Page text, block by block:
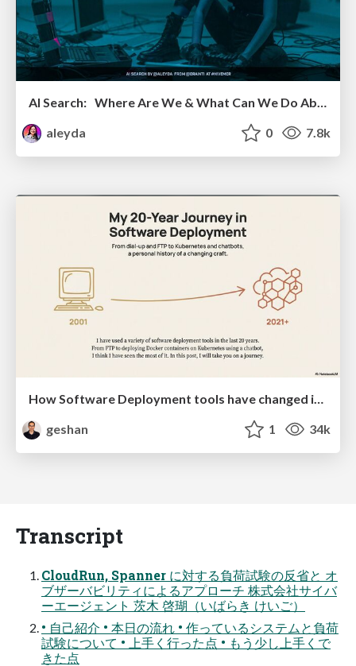
AI Search: Where Are We & What Can We Do About It?
aleyda
0 7.8k
geshan
1 34k
Transcript
CloudRun, Spanner に対する負荷試験の反省と オ
ブザーバビリティによるアプローチ 株式会社サイバ
ーエージェント 茨木 啓瑚（いばらき けいご）
• 自己紹介 • 本日の流れ • 作っているシステムと負荷
試験について • 上手く行った点 • もう少し上手くで
きた点